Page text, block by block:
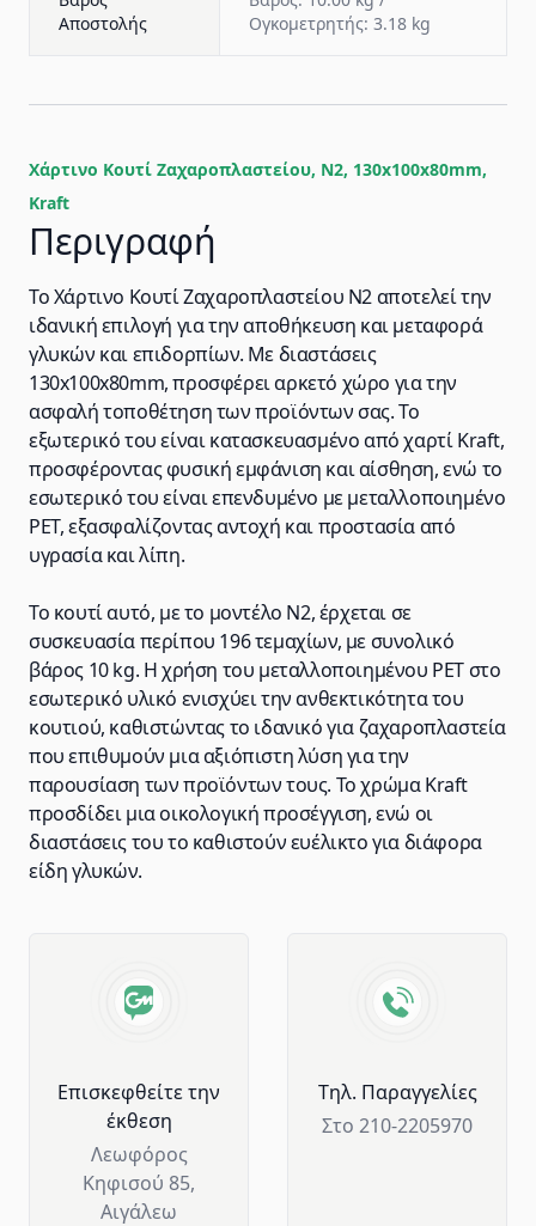
Αποστολής
Ογκομετρητής: 3.18 kg
Χάρτινο Κουτί Ζαχαροπλαστείου, N2, 130x100x80mm,
Kraft
Περιγραφή
Το Χάρτινο Κουτί Ζαχαροπλαστείου N2 αποτελεί την
ιδανική επιλογή για την αποθήκευση και μεταφορά
γλυκών και επιδορπίων. Με διαστάσεις
130x100x80mm, προσφέρει αρκετό χώρο για την
ασφαλή τοποθέτηση των προϊόντων σας. Το
εξωτερικό του είναι κατασκευασμένο από χαρτί Kraft,
προσφέροντας φυσική εμφάνιση και αίσθηση, ενώ το
εσωτερικό του είναι επενδυμένο με μεταλλοποιημένο
PET, εξασφαλίζοντας αντοχή και προστασία από
υγρασία και λίπη.
Το κουτί αυτό, με το μοντέλο N2, έρχεται σε
συσκευασία περίπου 196 τεμαχίων, με συνολικό
βάρος 10 kg. Η χρήση του μεταλλοποιημένου PET στο
εσωτερικό υλικό ενισχύει την ανθεκτικότητα του
κουτιού, καθιστώντας το ιδανικό για ζαχαροπλαστεία
που επιθυμούν μια αξιόπιστη λύση για την
παρουσίαση των προϊόντων τους. Το χρώμα Kraft
προσδίδει μια οικολογική προσέγγιση, ενώ οι
διαστάσεις του το καθιστούν ευέλικτο για διάφορα
είδη γλυκών.
Επισκεφθείτε την
έκθεση
Λεωφόρος
Κηφισού 85,
Αιγάλεω
Tηλ. Παραγγελίες
Στο 210-2205970